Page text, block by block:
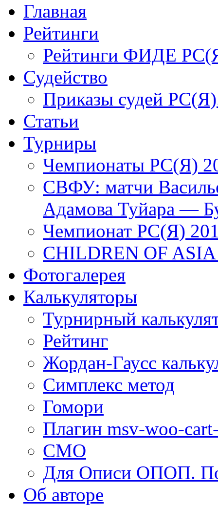
Главная
Рейтинги
Рейтинги ФИДЕ
Судейство
Приказы судей
Статьи
Турниры
Чемпионаты РС(Я)
СВФУ: матчи
Адамова Туйара —
Чемпионат РС(Я)
CHILDREN OF
Фотогалерея
Калькуляторы
Турнирный
Рейтинг
Жордан-Гаусс
Симплекс метод
Гомори
Плагин msv-woo-
СМО
Для Описи ОПОП.
Об авторe